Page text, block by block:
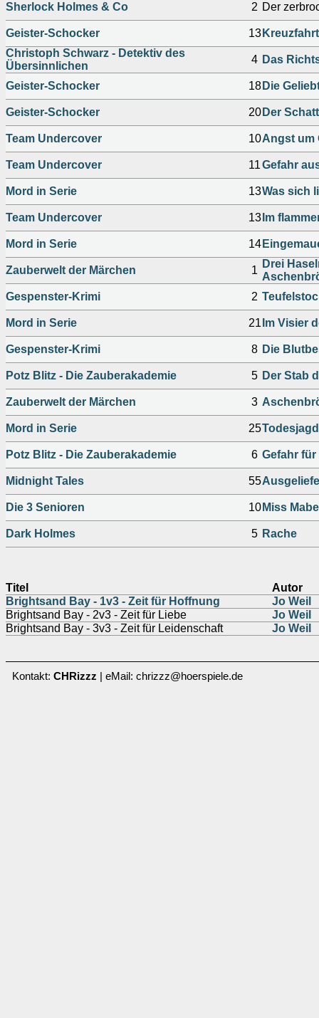
Sherlock Holmes & Co 2 Der
Geister-Schocker 13
Christoph Schwarz - Detektiv des
Übersinnlichen
4 Das
Geister-Schocker 18 Die
Geister-Schocker 20 Der
Team Undercover 10Angst um
Team Undercover 11Gefahr
Mord in Serie 13Was sich
Team Undercover 13 Im
Mord in Serie 14
Zauberwelt der Märchen 1
Drei
Gespenster-Krimi
2
Mord in Serie 21 Im Visier
Gespenster-Krimi 8 Die
Potz Blitz - Die Zauberakademie 5 Der Stab
Zauberwelt der Märchen 3
Mord in Serie 25
Potz Blitz - Die Zauberakademie 6 Gefahr
Midnight Tales 55
Die 3 Senioren 10 Miss
Dark Holmes 5 Rache
Titel
Autor
Brightsand Bay - 1v3 - Zeit für Hoffnung
Jo Weil
Brightsand Bay - 2v3 - Zeit für Liebe
Jo Weil
Brightsand Bay - 3v3 - Zeit für Leidenschaft
Jo Weil
Kontakt: CHRizzz | eMail: chrizzz@hoerspiele.de